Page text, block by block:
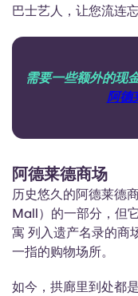
巴士艺人，让您流连忘
需要一些额外的现
阿德
阿德莱德商场
历史悠久的阿德莱德
Mall）的一部分，但
寓 列入遗产名录的商
一指的购物场所。
如今，拱廊里到处都